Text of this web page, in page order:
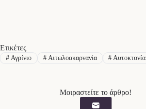
Ετικέτες
#Αγρίνιο #Αιτωλοακαρνανία # Αυτοκτονία
Μοιραστείτε το άρθρο!